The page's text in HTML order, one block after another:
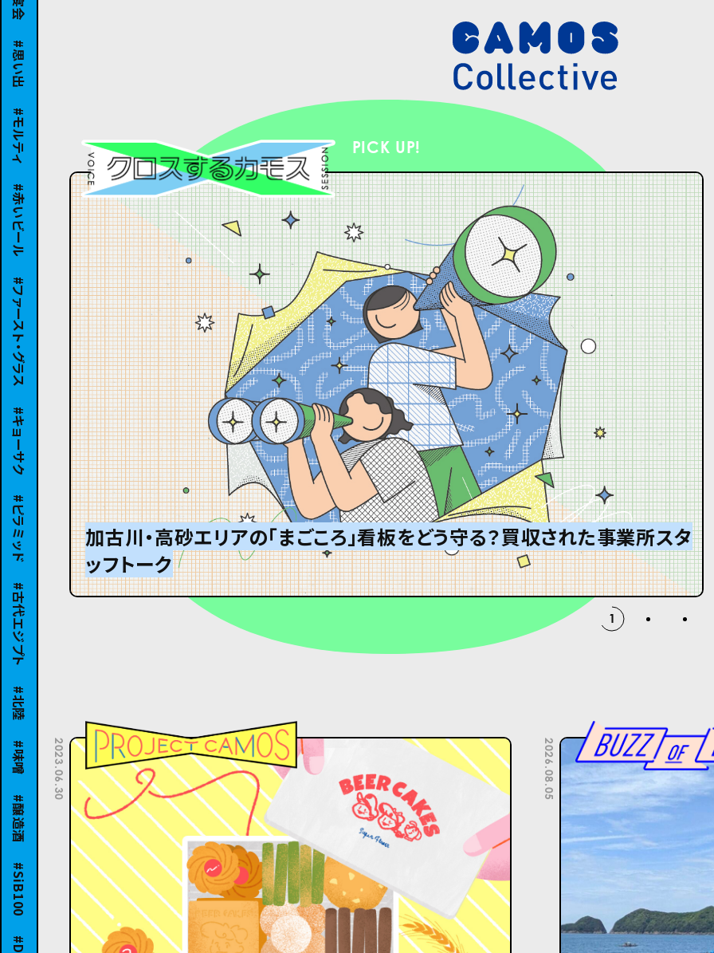
PICK UP!
加古川・高砂エリアの「まごころ」看板をどう守る？買収された事業所スタ
ッフトーク
グランパはオズウェル・E・スペンサー
#8 ひんやり冷たい大きなダンボール箱が届くまで。
2
思い出
モルティ
赤いビール
ファースト・グラス
キョーサク
ピラミッド
古代エジプト
北陸
味噌
醸造酒
SiB100
DOG
2023.06.30 2026.08.05